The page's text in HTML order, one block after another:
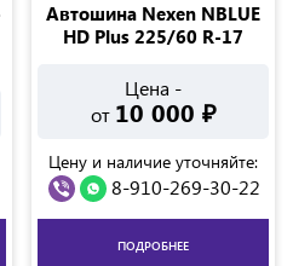
Автошина Nexen NBLUE
HD Plus 225/60 R-17
Цена -
от 10 000 ₽
Цену и наличие уточняйте:
8-910-269-30-22
ПОДРОБНЕЕ